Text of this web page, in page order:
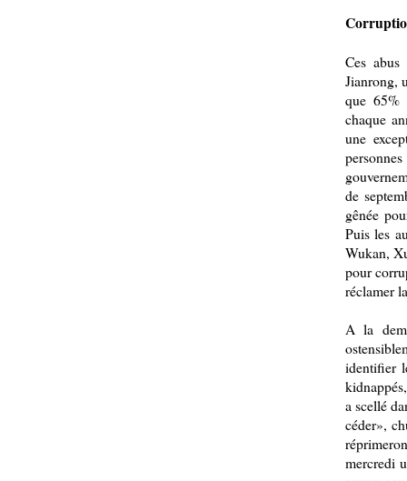
Ces
Jianrong,
que
chaque
une
de
gênée
Puis les
Wukan,
pour
réclamer
A la
identifier
a scellé
céder»,
mercredi